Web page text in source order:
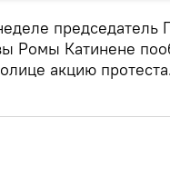
председатель
Ромы Катинене
акцию